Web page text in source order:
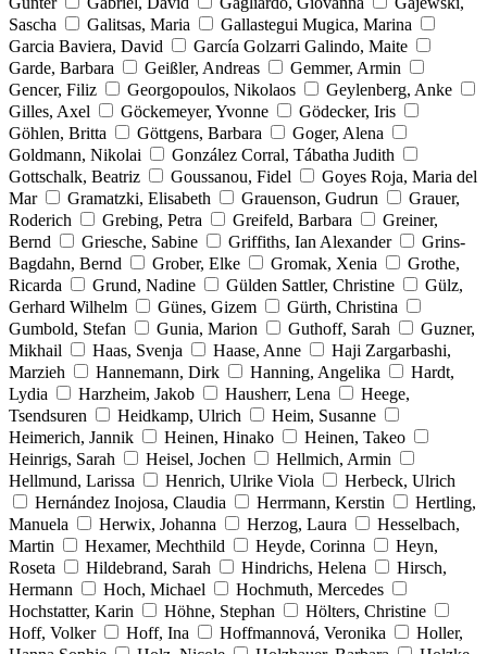
Sascha
Galitsas, Maria
Gallastegui Mugica, Marina
Garcia Baviera, David
García Golzarri Galindo, Maite
Garde, Barbara
Geißler, Andreas
Gemmer, Armin
Gencer, Filiz
Georgopoulos, Nikolaos
Geylenberg, Anke
Gilles, Axel
Göckemeyer, Yvonne
Gödecker, Iris
Göhlen, Britta
Göttgens, Barbara
Goger, Alena
Goldmann, Nikolai
González Corral, Tábatha Judith
Gottschalk, Beatriz
Goussanou, Fidel
Goyes Roja, Maria del
Mar
Gramatzki, Elisabeth Grauenson, Gudrun
Grauer,
Roderich
Grebing, Petra Greifeld, Barbara
Greiner,
Bernd
Griesche, Sabine Griffiths, Ian Alexander
Grins-
Bagdahn, Bernd
Grober, Elke Gromak, Xenia
Grothe,
Ricarda
Grund, Nadine Gülden Sattler, Christine
Gülz,
Gerhard Wilhelm
Günes, Gizem
Gürth, Christina
Gumbold, Stefan
Gunia, Marion Guthoff, Sarah
Guzner,
Mikhail
Haas, Svenja Haase, Anne
Haji Zargarbashi,
Marzieh
Hannemann, Dirk Hanning, Angelika
Hardt,
Lydia
Harzheim, Jakob Hausherr, Lena
Heege,
Tsendsuren
Heidkamp, Ulrich
Heim, Susanne
Heimerich, Jannik
Heinen, Hinako
Heinen, Takeo
Heinrigs, Sarah
Heisel, Jochen
Hellmich, Armin
Hellmund, Larissa
Henrich, Ulrike Viola
Herbeck, Ulrich
Hernández Inojosa, Claudia
Herrmann, Kerstin
Hertling,
Manuela
Herwix, Johanna Herzog, Laura
Hesselbach,
Martin
Hexamer, Mechthild Heyde, Corinna
Heyn,
Roseta
Hildebrand, Sarah Hindrichs, Helena
Hirsch,
Hermann
Hoch, Michael
Hochmuth, Mercedes
Hochstatter, Karin
Höhne, Stephan
Hölters, Christine
Hoff, Volker
Hoff, Ina Hoffmannová, Veronika
Holler,